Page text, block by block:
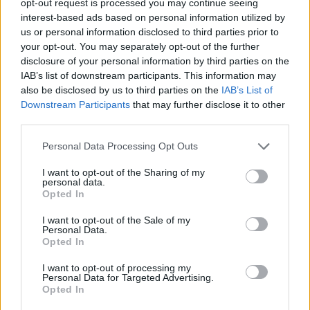
opt-out request is processed you may continue seeing
interest-based ads based on personal information utilized by
us or personal information disclosed to third parties prior to
your opt-out. You may separately opt-out of the further
disclosure of your personal information by third parties on the
IAB’s list of downstream participants. This information may
also be disclosed by us to third parties on the IAB’s List of
Downstream Participants that may further disclose it to other
Personal Data Processing Opt Outs
I want to opt-out of the Sharing of my
personal data.
Opted In
I want to opt-out of the Sale of my
Personal Data.
Opted In
I want to opt-out of processing my
Personal Data for Targeted Advertising.
Opted In
τα ιδιαίτερα σχέδιά της (τα διπλά σκουλαρίκια με πέρλες και
χείλη ή ματάκια αποτελούν τα best-seller του ομώνυμου οίκου
της) που φοριούνται από τις πιο διάσημες fashionistas.
Δεν είναι η πρώτη φορά που η Delfina συνεργάζεται με τον οίκο
Fendi, αρχής γενομένης από τις σειρές κοσμημάτων που